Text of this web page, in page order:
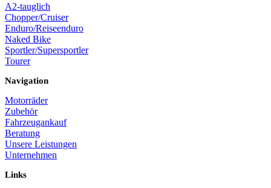
A2-tauglich
Chopper/Cruiser
Enduro/Reiseenduro
Naked Bike
Sportler/Supersportler
Tourer
Navigation
Motorräder
Zubehör
Fahrzeugankauf
Beratung
Unsere Leistungen
Unternehmen
Links